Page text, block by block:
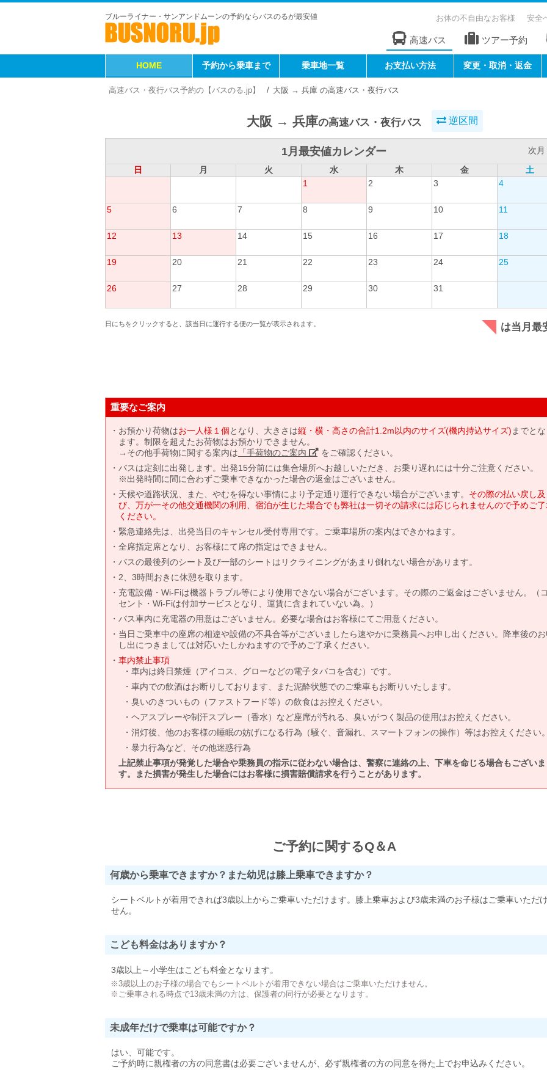
ブルーライナー・サンアンドムーンの予約ならバスのるが最安値 お体の不自由なお客様 安全
高速バス ツアー予約
HOME 予約から乗車まで 乗車地一覧 お支払い方法 変更・取消・返金
高速バス・夜行バス予約の【バスのる.jp】 大阪 → 兵庫 の高速バス・夜行バス
大阪 → 兵庫の高速バス・夜行バス 逆区間
1月最安値カレンダー
次月
日
月 火 水 木 金
土
1
2 3 4
5 6 7 8 9 10 11
12 13 14 15 16 17 18
19 20 21 22 23 24 25
26 27 28 29 30 31
日にちをクリックすると、該当日に運行する便の一覧が表示されます。 は当月最
重要なご案内
お預かり荷物はお一人様１個となり、大きさは縦・横・高さの合計1.2m以内のサイズ(機内持込サイズ) までと
ます。制限を超えたお荷物はお預かりできません。
→その他手荷物に関する案内は 「手荷物のご案内」 をご確認ください。
バスは定刻に出発します。出発15分前には集合場所へお越しいただき、お乗り遅れには十分ご注意ください。
※出発時間に間に合わずご乗車できなかった場合の返金はございません。
天候や道路状況、また、やむを得ない事情により予定通り運行できない場合がございます。 その際の払い戻し及
び、万が一その他交通機関の利用、宿泊が生じた場合でも弊社は一切その請求には応じられませんので予めご
ください。
緊急連絡先は、出発当日のキャンセル受付専用です。ご乗車場所の案内はできかねます。
全席指定席となり、お客様にて席の指定はできません。
バスの最後列のシート及び一部のシートはリクライニングがあまり倒れない場合があります。
2、3時間おきに休憩を取ります。
充電設備・Wi-Fiは機器トラブル等により使用できない場合がございます。その際のご返金はございません。（
セント・Wi-Fiは付加サービスとなり、運賃に含まれていない為。）
バス車内に充電器の用意はございません。必要な場合はお客様にてご用意ください。
当日ご乗車中の座席の相違や設備の不具合等がございましたら速やかに乗務員へお申し出ください。降車後の
し出につきましては対応いたしかねますので予めご了承ください。
車内禁止事項
車内は終日禁煙（アイコス、グローなどの電子タバコを含む）です。
車内での飲酒はお断りしております、また泥酔状態でのご乗車もお断りいたします。
臭いのきついもの（ファストフード等）の飲食はお控えください。
ヘアスプレーや制汗スプレー（香水）など座席が汚れる、臭いがつく製品の使用はお控えください。
消灯後、他のお客様の睡眠の妨げになる行為（騒ぐ、音漏れ、スマートフォンの操作）等はお控えください
暴力行為など、その他迷惑行為
上記禁止事項が発覚した場合や乗務員の指示に従わない場合は、警察に連絡の上、下車を命じる場合もございま
す。また損害が発生した場合にはお客様に損害賠償請求を行うことがあります。
ご予約に関するQ＆A
何歳から乗車できますか？また幼児は膝上乗車できますか？
シートベルトが着用できれば3歳以上からご乗車いただけます。膝上乗車および3歳未満のお子様はご乗車いただ
せん。
こども料金はありますか？
3歳以上～小学生はこども料金となります。
※3歳以上のお子様の場合でもシートベルトが着用できない場合はご乗車いただけません。
※ご乗車される時点で13歳未満の方は、保護者の同行が必要となります。
未成年だけで乗車は可能ですか？
はい、可能です。
ご予約時に親権者の方の同意書は必要ございませんが、必ず親権者の方の同意を得た上でお申込みください。